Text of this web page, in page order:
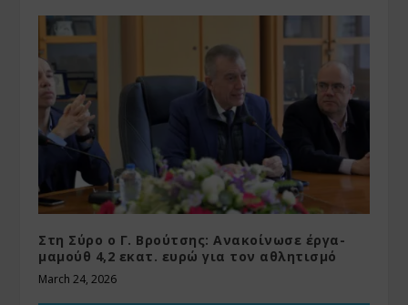
Στη Σύρο ο Γ. Βρούτσης: Ανακοίνωσε έργα-
μαμούθ 4,2 εκατ. ευρώ για τον αθλητισμό
March 24, 2026